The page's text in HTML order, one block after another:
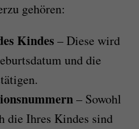
gehören:
Kindes – Diese wird
und die
– Sowohl
die Ihres Kindes sind